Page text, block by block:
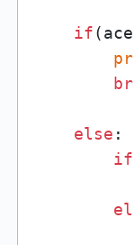
if
else :
if